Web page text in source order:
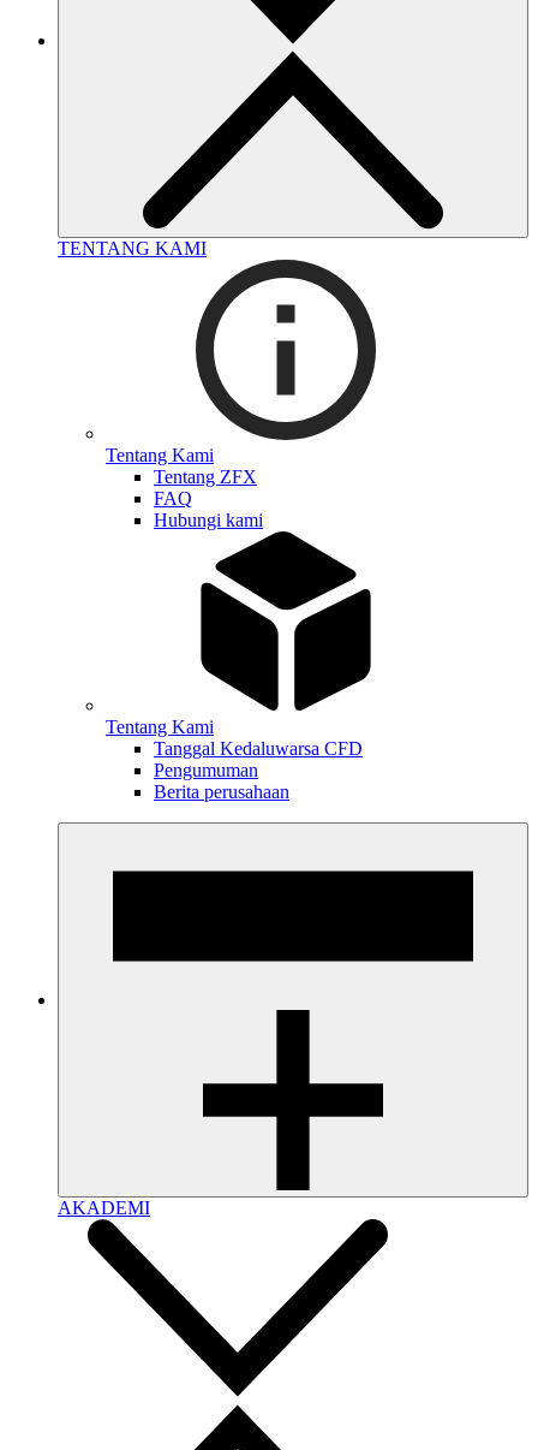
TENTANG KAMI
Tentang Kami
Tentang ZFX
FAQ
Hubungi kami
Tentang Kami
Tanggal Kedaluwarsa CFD
Pengumuman
Berita perusahaan
AKADEMI